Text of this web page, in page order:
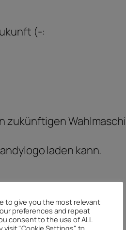
(-:
laden kann.
to give you the most relevant
preferences and repeat
consent to the use of ALL
visit "Cookie Settings" to